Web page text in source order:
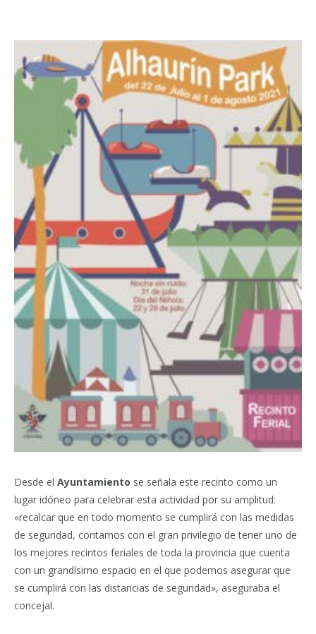
Desde el Ayuntamiento se señala este recinto como un
lugar idóneo para celebrar esta actividad por su amplitud:
«recalcar que en todo momento se cumplirá con las medidas
de seguridad, contamos con el gran privilegio de tener uno de
los mejores recintos feriales de toda la provincia que cuenta
con un grandísimo espacio en el que podemos asegurar que
se cumplirá con las distancias de seguridad», aseguraba el
concejal.